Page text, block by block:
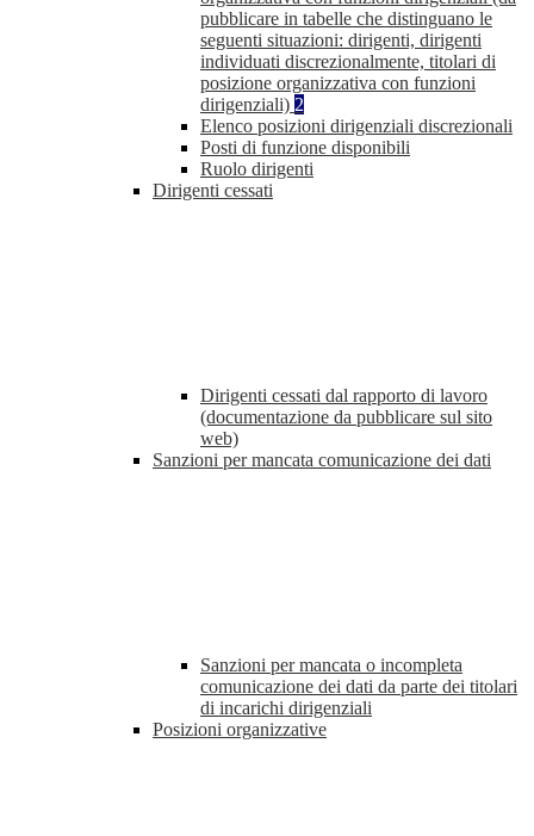
pubblicare in tabelle che distinguano le
seguenti situazioni: dirigenti, dirigenti
individuati discrezionalmente, titolari di
posizione organizzativa con funzioni
dirigenziali) 2
Elenco posizioni dirigenziali discrezionali
Posti di funzione disponibili
Ruolo dirigenti
Dirigenti cessati
Dirigenti cessati dal rapporto di lavoro
(documentazione da pubblicare sul sito
web)
Sanzioni per mancata comunicazione dei dati
Sanzioni per mancata o incompleta
comunicazione dei dati da parte dei titolari
di incarichi dirigenziali
Posizioni organizzative